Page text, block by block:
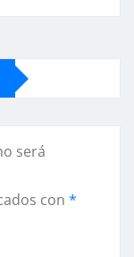
será
con *